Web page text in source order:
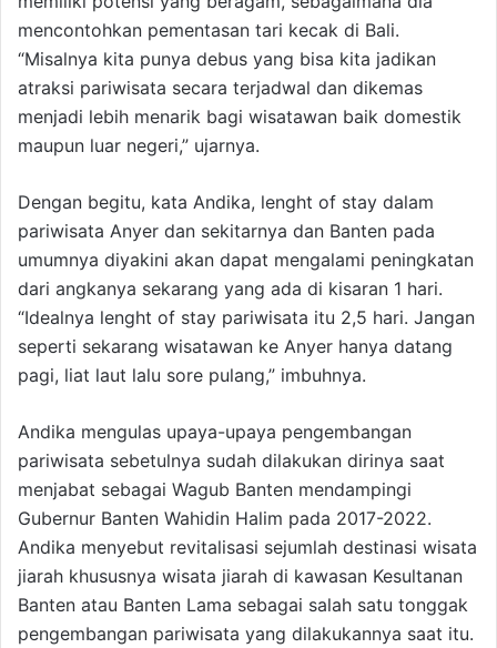
mencontohkan pementasan tari kecak di Bali.
“Misalnya kita punya debus yang bisa kita jadikan
atraksi pariwisata secara terjadwal dan dikemas
menjadi lebih menarik bagi wisatawan baik domestik
maupun luar negeri,” ujarnya.
Dengan begitu, kata Andika, lenght of stay dalam
pariwisata Anyer dan sekitarnya dan Banten pada
umumnya diyakini akan dapat mengalami peningkatan
dari angkanya sekarang yang ada di kisaran 1 hari.
“Idealnya lenght of stay pariwisata itu 2,5 hari. Jangan
seperti sekarang wisatawan ke Anyer hanya datang
pagi, liat laut lalu sore pulang,” imbuhnya.
Andika mengulas upaya-upaya pengembangan
pariwisata sebetulnya sudah dilakukan dirinya saat
menjabat sebagai Wagub Banten mendampingi
Gubernur Banten Wahidin Halim pada 2017-2022.
Andika menyebut revitalisasi sejumlah destinasi wisata
jiarah khususnya wisata jiarah di kawasan Kesultanan
Banten atau Banten Lama sebagai salah satu tonggak
pengembangan pariwisata yang dilakukannya saat itu.